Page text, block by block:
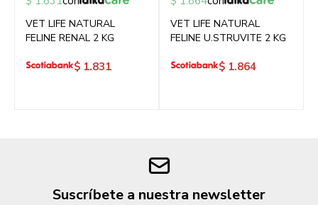
VET LIFE NATURAL
FELINE RENAL 2 KG
$ 1.831
VET LIFE NATURAL
FELINE U.STRUVITE 2 KG
$ 1.864
Suscríbete a nuestra newsletter